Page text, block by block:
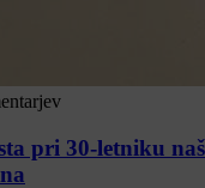
pri 30-letniku